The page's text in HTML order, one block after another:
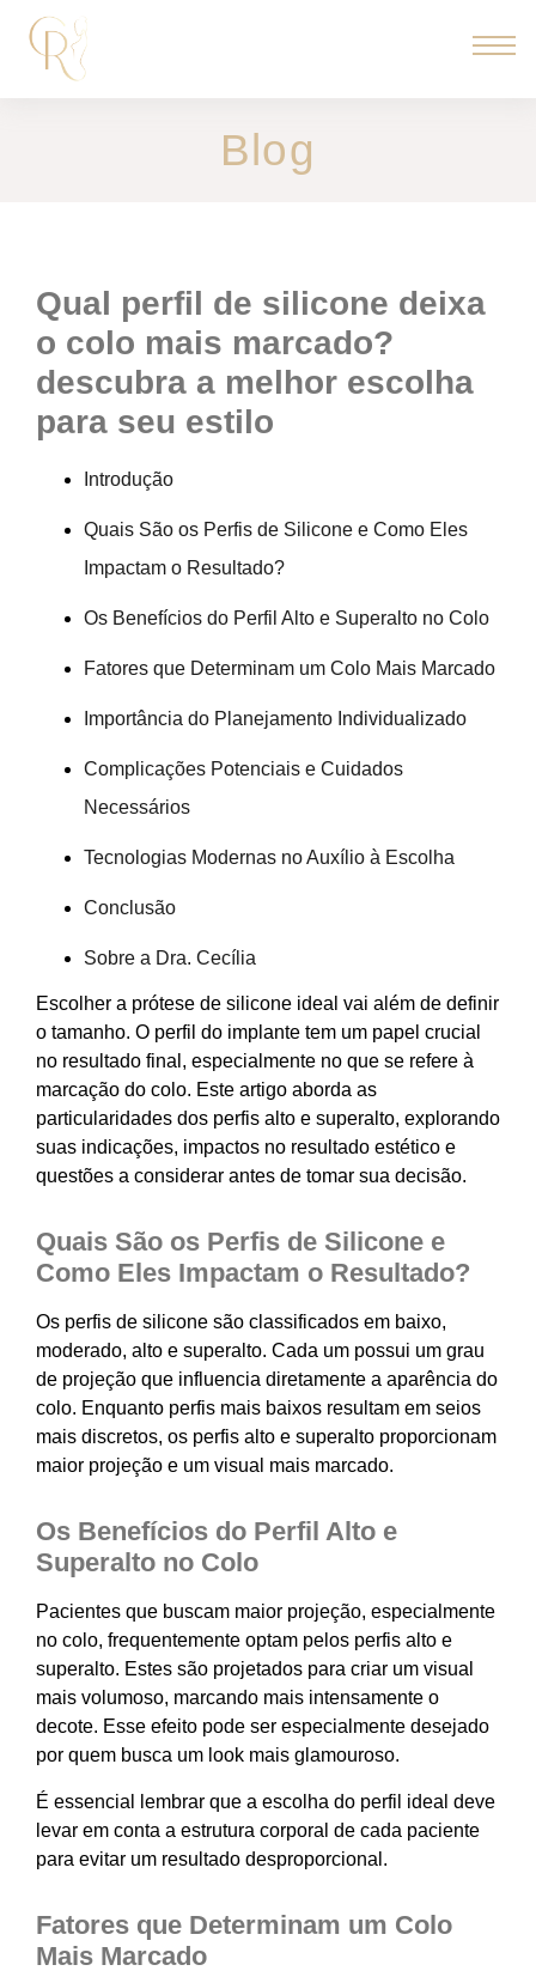
Blog
qual perfil de silicone deixa
o colo mais marcado?
descubra a melhor escolha
para seu estilo
Introdução
Quais São os Perfis de Silicone e Como Eles
Impactam o Resultado?
Os Benefícios do Perfil Alto e Superalto no Colo
Fatores que Determinam um Colo Mais Marcado
Importância do Planejamento Individualizado
Complicações Potenciais e Cuidados
Necessários
Tecnologias Modernas no Auxílio à Escolha
Conclusão
Sobre a Dra. Cecília
Escolher a prótese de silicone ideal vai além de definir
o tamanho. O perfil do implante tem um papel crucial
no resultado final, especialmente no que se refere à
marcação do colo. Este artigo aborda as
particularidades dos perfis alto e superalto, explorando
suas indicações, impactos no resultado estético e
questões a considerar antes de tomar sua decisão.
Quais São os Perfis de Silicone e
Como Eles Impactam o Resultado?
Os perfis de silicone são classificados em baixo,
moderado, alto e superalto. Cada um possui um grau
de projeção que influencia diretamente a aparência do
colo. Enquanto perfis mais baixos resultam em seios
mais discretos, os perfis alto e superalto proporcionam
maior projeção e um visual mais marcado.
Os Benefícios do Perfil Alto e
Superalto no Colo
Pacientes que buscam maior projeção, especialmente
no colo, frequentemente optam pelos perfis alto e
superalto. Estes são projetados para criar um visual
mais volumoso, marcando mais intensamente o
decote. Esse efeito pode ser especialmente desejado
por quem busca um look mais glamouroso.
É essencial lembrar que a escolha do perfil ideal deve
levar em conta a estrutura corporal de cada paciente
para evitar um resultado desproporcional.
Fatores que Determinam um Colo
Mais Marcado